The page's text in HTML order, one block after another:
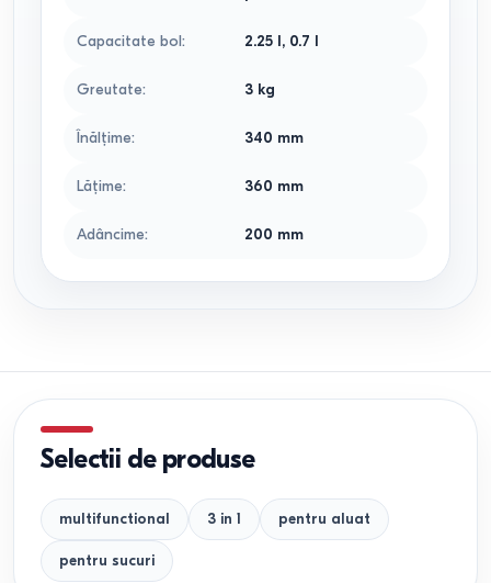
Capacitate bol: 2.25l, 0.7 l
Greutate: 3kg
Înălţime: 340 mm
Lăţime: 360 mm
Adâncime: 200 mm
Selectii de produse
multifunctional 3 in 1 pentru aluat
pentru sucuri